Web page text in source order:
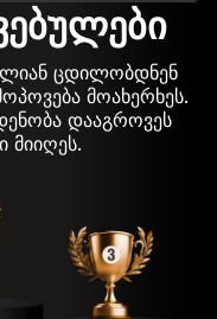
ცდილობდნენ
მოახერხეს.
დააგროვეს
მიიღეს.